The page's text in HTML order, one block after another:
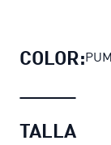
COLOR:
TALLA